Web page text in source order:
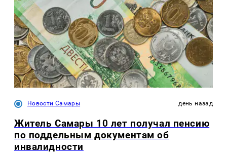
Новости Самары день назад
Житель Самары 10 лет получал пенсию
по поддельным документам об
инвалидности